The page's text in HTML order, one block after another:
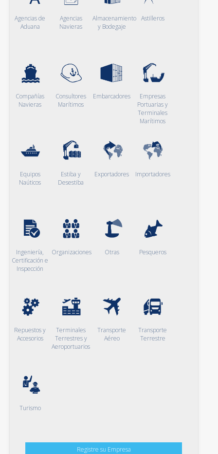
Agencias de
Aduana
Agencias
Navieras
Almacenamiento
y Bodegaje
Astilleros
Compañías
Navieras
Consultores
Marítimos
Embarcadores
Empresas
Portuarias y
Terminales
Marítimos
Equipos
Naúticos
Estiba y
Desestiba
Exportadores Importadores
Ingeniería,
Certificación e
Inspección
Organizaciones Otras Pesqueros
Repuestos y
Accesorios
Terminales
Terrestres y
Aeroportuarios
Transporte
Aéreo
Transporte
Terrestre
Turismo
Registre su Empresa